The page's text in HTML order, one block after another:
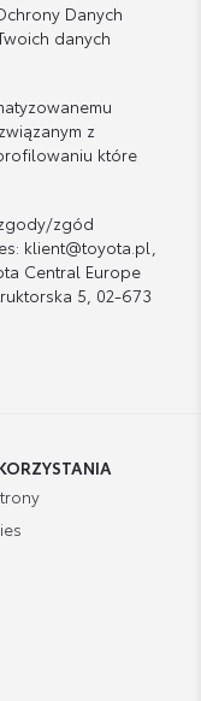
Danych
danych
z
które
zgód
klient@toyota.pl,
Central Europe
5, 02-673